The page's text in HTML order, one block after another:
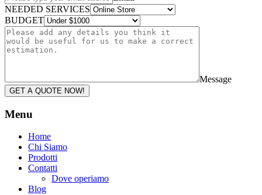
NEEDED SERVICES
BUDGET
Message
GET A QUOTE NOW!
Menu
Home
Chi Siamo
Prodotti
Contatti
Dove operiamo
Blog